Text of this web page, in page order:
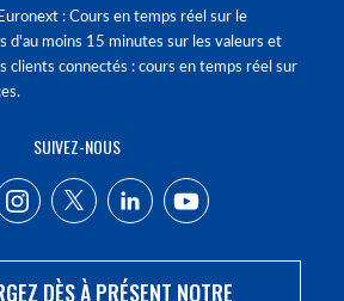
: Cours en temps réel sur le
d'au moins 15 minutes sur les valeurs et
clients connectés : cours en temps réel sur
SUIVEZ-NOUS
DÈS À PRÉSENT NOTRE